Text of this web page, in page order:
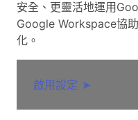
安全、更靈活地運用
Google Workspace協
化。
啟用設定 ➤